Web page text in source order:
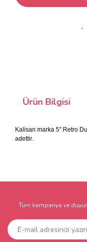
Ürün Bilgisi
Kalisan marka 5" Retro
adettir.
Tüm kampanya ve